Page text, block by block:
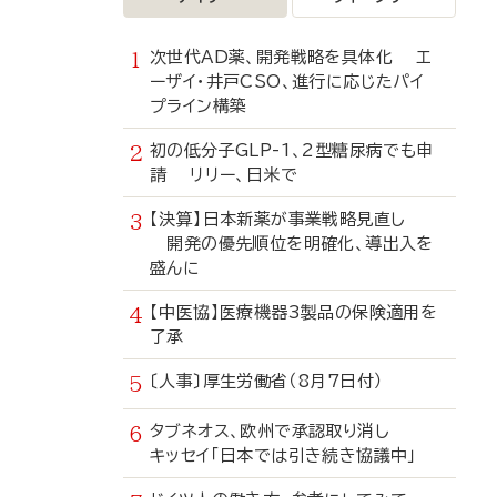
次世代AD薬、開発戦略を具体化 エ
ーザイ・井戸CSO、進行に応じたパイ
プライン構築
初の低分子GLP-1、2型糖尿病でも申
請 リリー、日米で
【決算】日本新薬が事業戦略見直し
開発の優先順位を明確化、導出入を
盛んに
【中医協】医療機器3製品の保険適用を
了承
〔人事〕厚生労働省（8月7日付）
タブネオス、欧州で承認取り消し
キッセイ「日本では引き続き協議中」